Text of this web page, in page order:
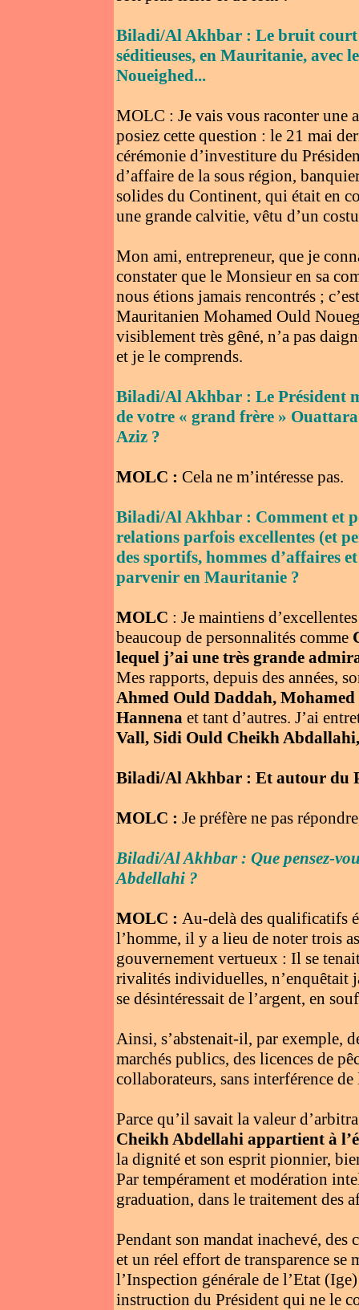
Biladi/Al Akhbar : Le bruit court
séditieuses, en Mauritanie, avec
Noueighed...
MOLC : Je vais vous raconter une
posiez cette question : le 21 mai
cérémonie d’investiture du
d’affaire de la sous région,
solides du Continent, qui était en
une grande calvitie, vêtu d’un
Mon ami, entrepreneur, que je
constater que le Monsieur en sa
nous étions jamais rencontrés ;
Mauritanien Mohamed Ould
visiblement très gêné, n’a pas
et je le comprends.
Biladi/Al Akhbar : Le Président
de votre « grand frère »
Aziz ?
MOLC : Cela ne m’intéresse pas.
Biladi/Al Akhbar : Comment et
relations parfois excellentes (et
des sportifs, hommes d’affaires
parvenir en Mauritanie ?
MOLC : Je maintiens
beaucoup de personnalités comme
lequel j’ai une très grande
Mes rapports, depuis des années,
Ahmed Ould Daddah,
Hannena et tant d’autres. J’ai
Vall, Sidi Ould Cheikh
Biladi/Al Akhbar : Et autour du
MOLC : Je préfère ne pas
Biladi/Al Akhbar : Que pensez-
Abdellahi ?
MOLC : Au-delà des qualificatifs
l’homme, il y a lieu de noter trois
gouvernement vertueux : Il se
rivalités individuelles, n’enquêtait
se désintéressait de l’argent, en
Ainsi, s’abstenait-il, par exemple,
marchés publics, des licences de
collaborateurs, sans interférence de
Parce qu’il savait la valeur
Cheikh Abdellahi appartient à
la dignité et son esprit pionnier,
Par tempérament et modération
graduation, dans le traitement des
Pendant son mandat inachevé, des
et un réel effort de transparence se
l’Inspection générale de l’Etat
instruction du Président qui ne le